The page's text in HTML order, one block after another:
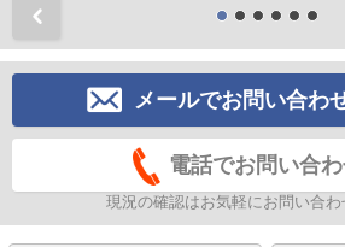
メールでお問い合わ
電話でお問い合
現況の確認はお気軽にお問い合わ